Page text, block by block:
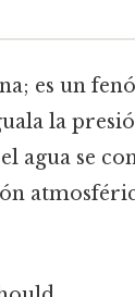
es un
la
agua se